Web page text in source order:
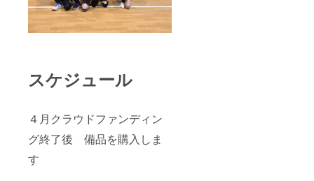
スケジュール
４月クラウドファンディン
グ終了後 備品を購入しま
す